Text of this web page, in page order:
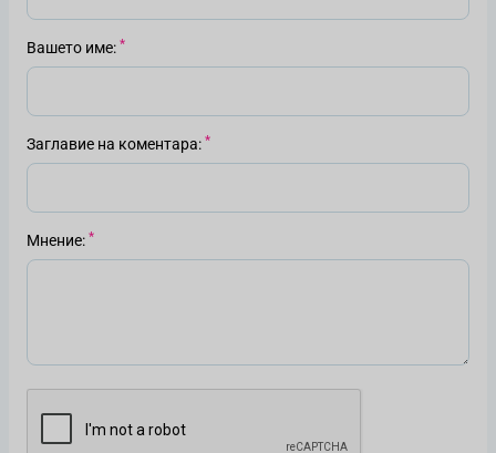
Вашето име
Заглавие на коментара
Мнение